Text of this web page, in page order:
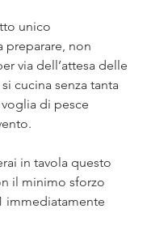
unico
preparare, non
via dell’attesa delle
cucina senza tanta
di pesce
in tavola questo
il minimo sforzo
immediatamente